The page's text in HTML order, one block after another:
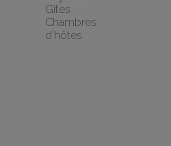
Gîtes
Chambres
d'hôtes